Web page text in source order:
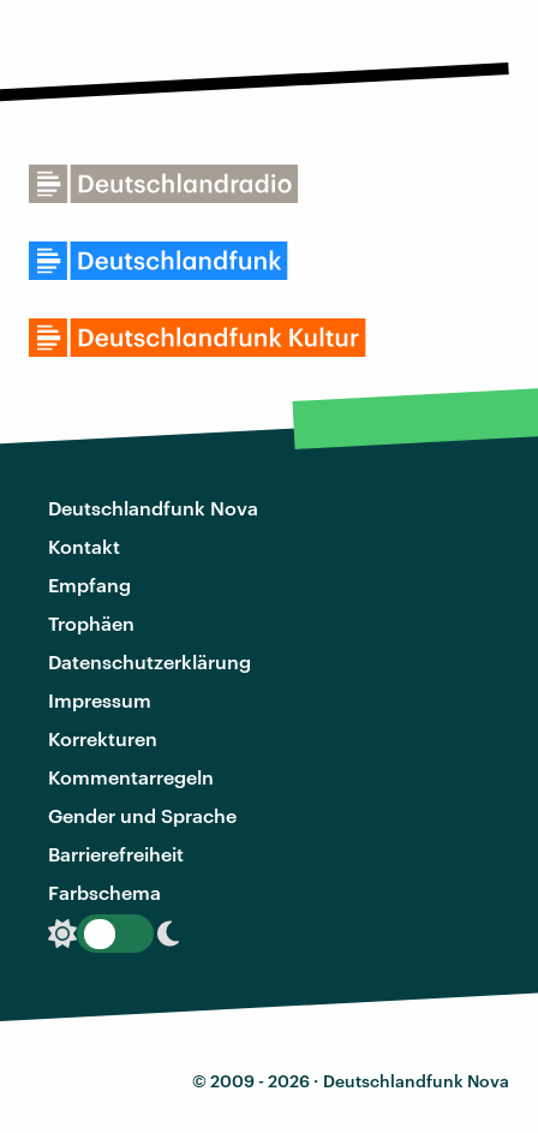
Deutschlandfunk Nova
Kontakt
Empfang
Trophäen
Datenschutzerklärung
Impressum
Korrekturen
Kommentarregeln
Gender und Sprache
Barrierefreiheit
Farbschema
© 2009 - 2026 · Deutschlandfunk Nova